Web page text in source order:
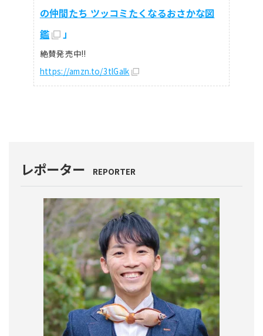
の仲間たち ツッコミたくなるおさかな図
鑑
」
絶賛発売中!!
https://amzn.to/3tlGalk
レポーター REPORTER